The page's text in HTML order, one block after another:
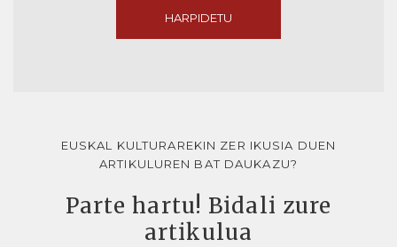
HARPIDETU
EUSKAL KULTURAREKIN ZER IKUSIA DUEN
ARTIKULUREN BAT DAUKAZU?
Parte hartu! Bidali zure
artikulua